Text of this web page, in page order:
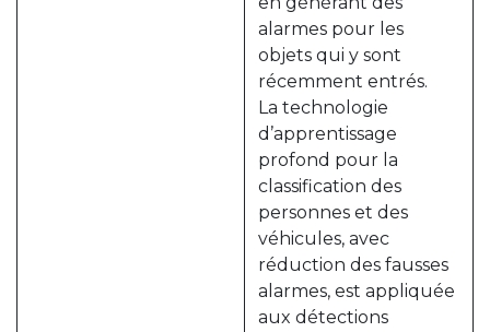
alarmes pour les
objets qui y sont
récemment entrés.
La technologie
d’apprentissage
profond pour la
classification des
personnes et des
véhicules, avec
réduction des fausses
alarmes, est appliquée
aux détections